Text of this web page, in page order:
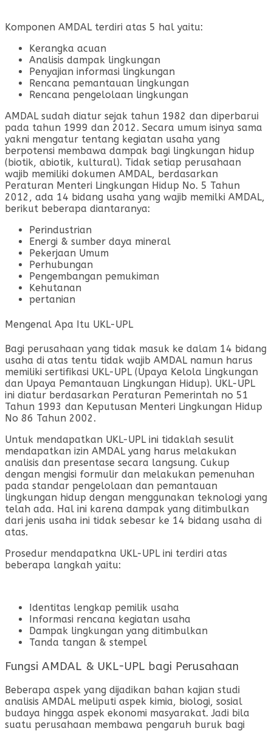
Komponen AMDAL terdiri atas 5 hal yaitu:
Kerangka acuan
Analisis dampak lingkungan
Penyajian informasi lingkungan
Rencana pemantauan lingkungan
Rencana pengelolaan lingkungan
AMDAL sudah diatur sejak tahun 1982 dan diperbarui
pada tahun 1999 dan 2012. Secara umum isinya sama
yakni mengatur tentang kegiatan usaha yang
berpotensi membawa dampak bagi lingkungan hidup
(biotik, abiotik, kultural). Tidak setiap perusahaan
wajib memiliki dokumen AMDAL, berdasarkan
Peraturan Menteri Lingkungan Hidup No. 5 Tahun
2012, ada 14 bidang usaha yang wajib memilki AMDAL,
berikut beberapa diantaranya:
Perindustrian
Energi & sumber daya mineral
Pekerjaan Umum
Perhubungan
Pengembangan pemukiman
Kehutanan
pertanian
Mengenal Apa Itu UKL-UPL
Bagi perusahaan yang tidak masuk ke dalam 14 bidang
usaha di atas tentu tidak wajib AMDAL namun harus
memiliki sertifikasi UKL-UPL (Upaya Kelola Lingkungan
dan Upaya Pemantauan Lingkungan Hidup). UKL-UPL
ini diatur berdasarkan Peraturan Pemerintah no 51
Tahun 1993 dan Keputusan Menteri Lingkungan Hidup
No 86 Tahun 2002.
Untuk mendapatkan UKL-UPL ini tidaklah sesulit
mendapatkan izin AMDAL yang harus melakukan
analisis dan presentase secara langsung. Cukup
dengan mengisi formulir dan melakukan pemenuhan
pada standar pengelolaan dan pemantauan
lingkungan hidup dengan menggunakan teknologi yang
telah ada. Hal ini karena dampak yang ditimbulkan
dari jenis usaha ini tidak sebesar ke 14 bidang usaha di
atas.
Prosedur mendapatkna UKL-UPL ini terdiri atas
beberapa langkah yaitu:
Identitas lengkap pemilik usaha
Informasi rencana kegiatan usaha
Dampak lingkungan yang ditimbulkan
Tanda tangan & stempel
Fungsi AMDAL & UKL-UPL bagi Perusahaan
Beberapa aspek yang dijadikan bahan kajian studi
analisis AMDAL meliputi aspek kimia, biologi, sosial
budaya hingga aspek ekonomi masyarakat. Jadi bila
suatu perusahaan membawa pengaruh buruk bagi